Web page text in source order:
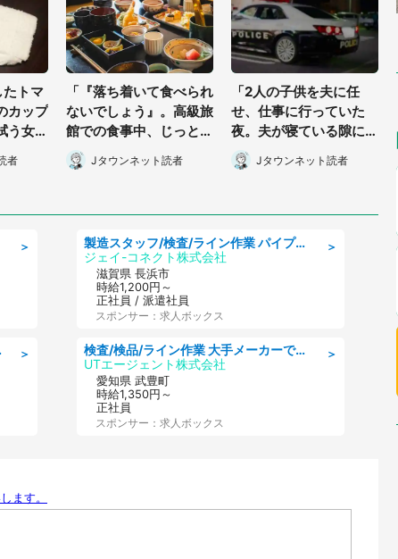
トマ
カップ
う女性
代
者
「『落ち着いて食べられ
ないでしょう』。高級旅
館での食事中、じっとで
きない幼い息子に中年の
男性客が...」（東京都・
Jタウンネット読者
「2人の子供を夫に任
せ、仕事に行っていた
夜。夫が寝ている隙に2
歳の我が子が居なくな
り...」（北海道・40代
Jタウンネット読者
＞
＞
代活躍中
＞
製造スタッフ/検査/ライン作業 パイプ製品の加工·検査/日勤/空調完備
ジェイ-コネクト株式会社
滋賀県 長浜市
時給1,200円～
正社員 / 派遣社員
スポンサー：求人ボックス
＞
検査/検品/ライン作業 大手メーカーで働ける 土日祝休 月収28万円可 未経験OK
UTエージェント株式会社
愛知県 武豊町
時給1,350円～
正社員
スポンサー：求人ボックス